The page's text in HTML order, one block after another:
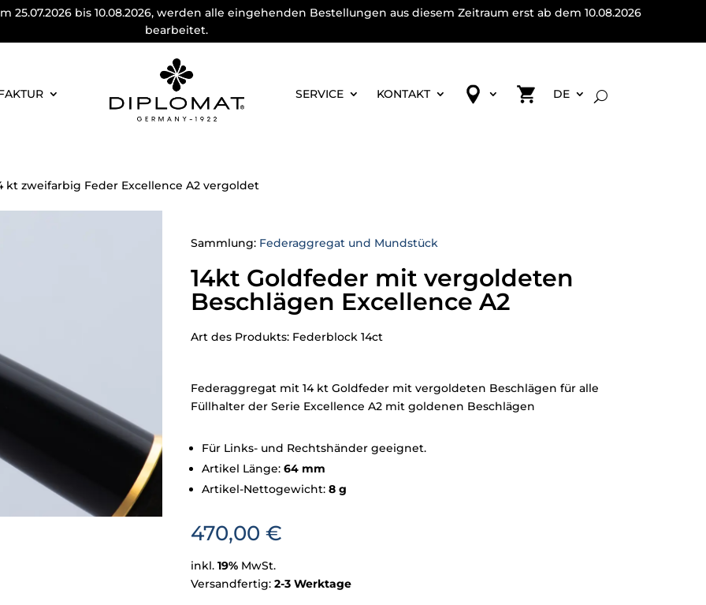
bis 10.08.2026, werden alle eingehenden Bestellungen aus diesem Zeitraum erst ab dem 10.08.2026
bearbeitet.
SERVICE KONTAKT DE
kt zweifarbig Feder Excellence A2 vergoldet
Sammlung: Federaggregat und Mundstück
14kt Goldfeder mit vergoldeten
Beschlägen Excellence A2
Art des Produkts: Federblock 14ct
Federaggregat mit 14 kt Goldfeder mit vergoldeten Beschlägen für alle
Füllhalter der Serie Excellence A2 mit goldenen Beschlägen
Für Links- und Rechtshänder geeignet.
Artikel Länge: 64 mm
Artikel-Nettogewicht: 8 g
470,00 €
inkl. 19% MwSt.
Versandfertig: 2-3 Werktage